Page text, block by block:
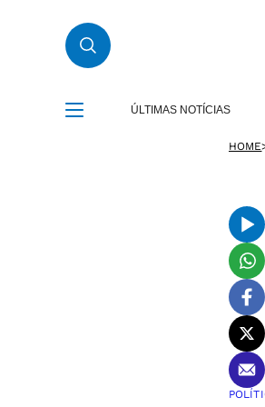
ÚLTIMAS NOTÍCIAS
HOME